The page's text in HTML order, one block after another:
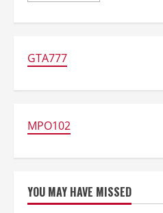
GTA777
MPO102
YOU MAY HAVE MISSED